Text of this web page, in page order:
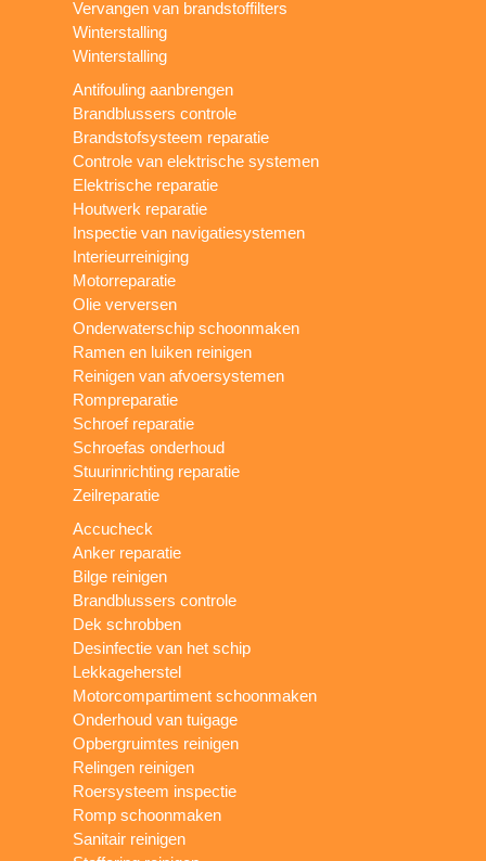
Vervangen van brandstoffilters
Winterstalling
Winterstalling
Antifouling aanbrengen
Brandblussers controle
Brandstofsysteem reparatie
Controle van elektrische systemen
Elektrische reparatie
Houtwerk reparatie
Inspectie van navigatiesystemen
Interieurreiniging
Motorreparatie
Olie verversen
Onderwaterschip schoonmaken
Ramen en luiken reinigen
Reinigen van afvoersystemen
Rompreparatie
Schroef reparatie
Schroefas onderhoud
Stuurinrichting reparatie
Zeilreparatie
Accucheck
Anker reparatie
Bilge reinigen
Brandblussers controle
Dek schrobben
Desinfectie van het schip
Lekkageherstel
Motorcompartiment schoonmaken
Onderhoud van tuigage
Opbergruimtes reinigen
Relingen reinigen
Roersysteem inspectie
Romp schoonmaken
Sanitair reinigen